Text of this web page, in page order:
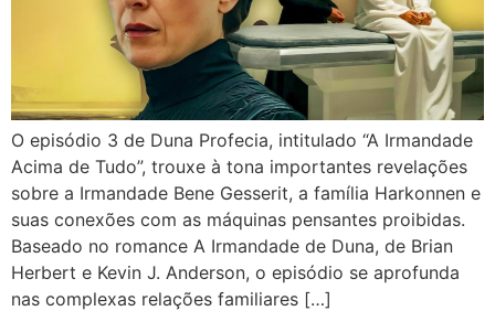
O episódio 3 de Duna Profecia, intitulado “A Irmandade
Acima de Tudo”, trouxe à tona importantes revelações
sobre a Irmandade Bene Gesserit, a família Harkonnen e
suas conexões com as máquinas pensantes proibidas.
Baseado no romance A Irmandade de Duna, de Brian
Herbert e Kevin J. Anderson, o episódio se aprofunda
nas complexas relações familiares […]